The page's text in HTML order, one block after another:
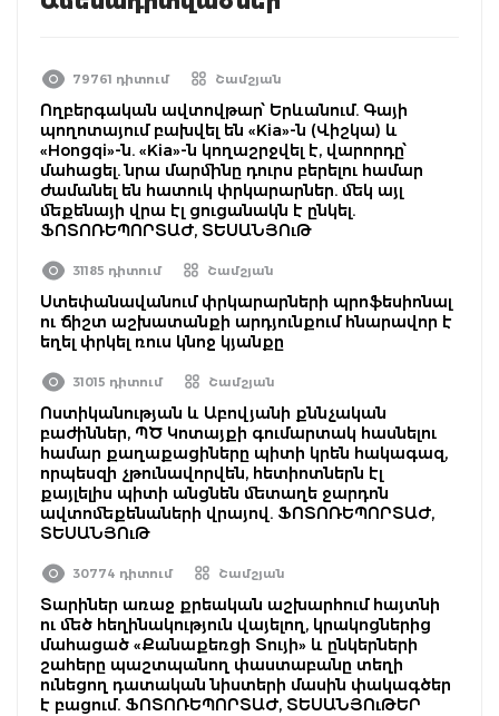
79761 դիտում Շամշյան
Ողբերգական ավտովթար՝ Երևանում. Գայի
պողոտայում բախվել են «Kia»-ն (Վիշկա) և
«Hongqi»-ն. «Kia»-ն կողաշրջվել է, վարորդը՝
մահացել. նրա մարմինը դուրս բերելու համար
ժամանել են հատուկ փրկարարներ. մեկ այլ
մեքենայի վրա էլ ցուցանակն է ընկել.
ՖՈՏՈՌԵՊՈՐՏԱԺ, ՏԵՍԱՆՅՈւԹ
31185 դիտում Շամշյան
Ստեփանավանում փրկարարների պրոֆեսիոնալ
ու ճիշտ աշխատանքի արդյունքում հնարավոր է
եղել փրկել ռուս կնոջ կյանքը
31015 դիտում Շամշյան
Ոստիկանության և Աբովյանի քննչական
բաժիններ, ՊԾ Կոտայքի գումարտակ հասնելու
համար քաղաքացիները պիտի կրեն հակագազ,
որպեսզի չթունավորվեն, հետիոտներն էլ
քայլելիս պիտի անցնեն մետաղե ջարդոն
ավտոմեքենաների վրայով. ՖՈՏՈՌԵՊՈՐՏԱԺ,
ՏԵՍԱՆՅՈւԹ
30774 դիտում Շամշյան
Տարիներ առաջ քրեական աշխարհում հայտնի
ու մեծ հեղինակություն վայելող, կրակոցներից
մահացած «Քանաքեռցի Տույի» և ընկերների
շահերը պաշտպանող փաստաբանը տեղի
ունեցող դատական նիստերի մասին փակագծեր
է բացում. ՖՈՏՈՌԵՊՈՐՏԱԺ, ՏԵՍԱՆՅՈւԹԵՐ